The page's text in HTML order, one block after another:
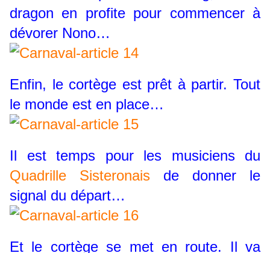
dragon en profite pour commencer à
dévorer Nono…
Enfin, le cortège est prêt à partir. Tout
le monde est en place…
Il est temps pour les musiciens du
Quadrille Sisteronais de donner le
signal du départ…
Et le cortège se met en route. Il va